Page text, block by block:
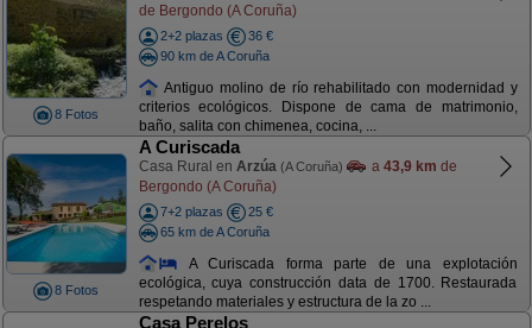
8 Fotos
de Bergondo (A Coruña)
2+2 plazas
36 €
90 km de A Coruña
Antiguo molino de río rehabilitado con modernidad y
criterios ecológicos. Dispone de cama de matrimonio,
baño, salita con chimenea, cocina, ...
8 Fotos
A Curiscada
Casa Rural en Arzúa (A Coruña) a 43,9 km de
Bergondo (A Coruña)
7+2 plazas
25 €
65 km de A Coruña
A Curiscada forma parte de una explotación
ecológica, cuya construcción data de 1700. Restaurada
respetando materiales y estructura de la zo ...
Casa Perelos